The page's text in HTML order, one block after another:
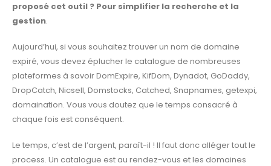
proposé cet outil ? Pour simplifier la recherche et la
gestion.
Aujourd’hui, si vous souhaitez trouver un nom de domaine
expiré, vous devez éplucher le catalogue de nombreuses
plateformes à savoir DomExpire, KifDom, Dynadot, GoDaddy,
DropCatch, Nicsell, Domstocks, Catched, Snapnames, getexpi,
domaination. Vous vous doutez que le temps consacré à
chaque fois est conséquent.
Le temps, c’est de l’argent, paraît-il ! Il faut donc alléger tout le
process. Un catalogue est au rendez-vous et les domaines